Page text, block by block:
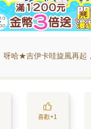
呀哈★吉伊卡哇旋風再起
喜歡+1